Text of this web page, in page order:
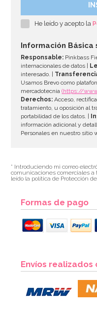
He leído y acepto la
Información Básica
Responsable: Pinkbass
internacionales de datos |
interesado. |
Usamos Brevo como
mercadotecnia(https://
Derechos: Acceso,
tratamiento, u oposición al
portabilidad de los datos. |
información adicional y
Personales en nuestro sitio
* Introduciendo mi correo
comunicaciones comerciales
leído la política de Protección de
Formas de pago
Envíos realizados